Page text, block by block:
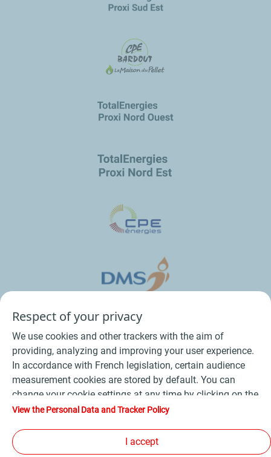
Conditions Générales de Vente Bois
Conditions Générales d’Utilisation
Respect of your privacy
We use cookies and other trackers with the aim of
providing, analyzing and improving your user experience.
In accordance with French legislation, certain audience
measurement cookies are stored by default. You can
change your cookie settings at any time by clicking on the
"Manage my cookies" button. By clicking on the "Accept"
device. If you click on "Decline", only the technical cookies
required for the site to function correctly will be used. For
View the Personal Data and Tracker Policy
I accept